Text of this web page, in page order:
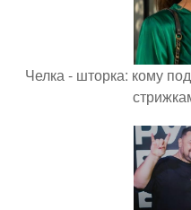
Челка - шторка: кому